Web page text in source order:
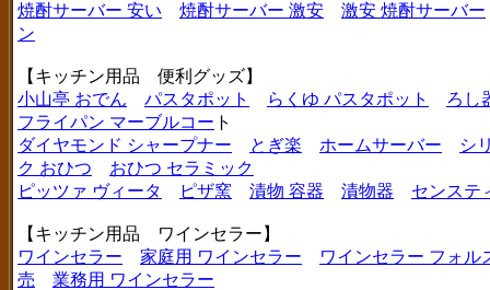
焼酎サーバー 安い
焼酎サーバー 激安
激安 焼酎サーバー
ン
【キッチン用品 便利グッズ】
小山亭 おでん
パスタポット らくゆ パスタポット
ろし
フライパン マーブルコー ト
ダイヤモンド シャープナー
とぎ楽 ホームサーバー
シ
ク おひつ
おひつ セラミック
ピッツァ ヴィータ
ピザ窯 漬物 容器 漬物器 センステ
【キッチン用品 ワインセラー】
ワインセラー
家庭用 ワインセラー
ワインセラー フォル
売
業務用 ワインセラー